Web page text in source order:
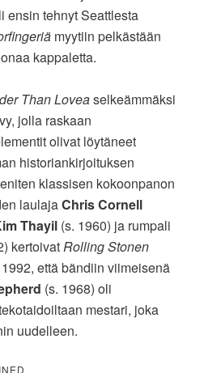
ensin tehnyt Seattlesta
myytiin pelkästään
kappaletta.
Than Loveaselkeämmäksi
jolla raskaan
olivat löytäneet
historiankirjoituksen
klassisen kokoonpanon
laulajaChris Cornell
Thayil (s. 1960) ja rumpali
kertoivat Rolling Stonen
että bändiin viimeisenä
(s. 1968) oli
mestari, joka
uudelleen.